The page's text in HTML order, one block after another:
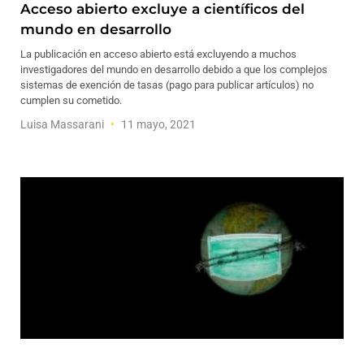
Acceso abierto excluye a científicos del
mundo en desarrollo
La publicación en acceso abierto está excluyendo a muchos
investigadores del mundo en desarrollo debido a que los complejos
sistemas de exención de tasas (pago para publicar artículos) no
cumplen su cometido.
Luisa Massarani 11 mayo, 2021